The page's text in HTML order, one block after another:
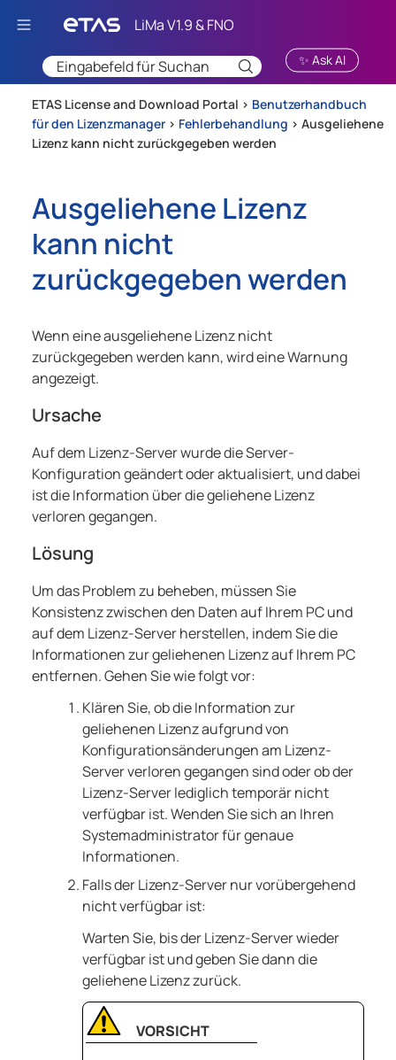
Zu Hauptinhalt springen
✨ Ask AI
ETAS License and Download Portal > Benutzerhandbuch
für den Lizenzmanager > Fehlerbehandlung > Ausgeliehene
Lizenz kann nicht zurückgegeben werden
Ausgeliehene Lizenz
kann nicht
zurückgegeben werden
Wenn eine ausgeliehene Lizenz nicht
zurückgegeben werden kann, wird eine Warnung
angezeigt.
Ursache
Auf dem Lizenz-Server wurde die Server-
Konfiguration geändert oder aktualisiert, und dabei
ist die Information über die geliehene Lizenz
verloren gegangen.
Lösung
Um das Problem zu beheben, müssen Sie
Konsistenz zwischen den Daten auf Ihrem PC und
auf dem Lizenz-Server herstellen, indem Sie die
Informationen zur geliehenen Lizenz auf Ihrem PC
entfernen. Gehen Sie wie folgt vor:
Klären Sie, ob die Information zur
geliehenen Lizenz aufgrund von
Konfigurationsänderungen am Lizenz-
Server verloren gegangen sind oder ob der
Lizenz-Server lediglich temporär nicht
verfügbar ist. Wenden Sie sich an Ihren
Systemadministrator für genaue
Informationen.
Falls der Lizenz-Server nur vorübergehend
nicht verfügbar ist:
Warten Sie, bis der Lizenz-Server wieder
verfügbar ist und geben Sie dann die
geliehene Lizenz zurück.
VORSICHT